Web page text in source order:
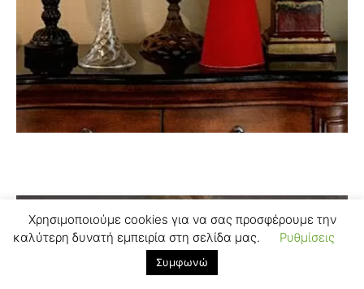
Χρησιμοποιούμε cookies για να σας προσφέρουμε την
καλύτερη δυνατή εμπειρία στη σελίδα μας.
Ρυθμίσεις
Συμφωνώ